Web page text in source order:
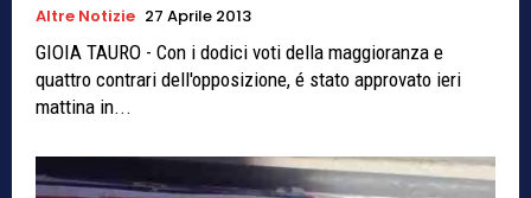
Altre Notizie 27 Aprile 2013
GIOIA TAURO - Con i dodici voti della maggioranza e
quattro contrari dell'opposizione, é stato approvato ieri
mattina in...